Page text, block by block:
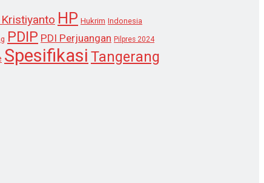
HP Hukrim Indonesia
PDIP PDI Perjuangan Pilpres 2024
Spesifikasi Tangerang